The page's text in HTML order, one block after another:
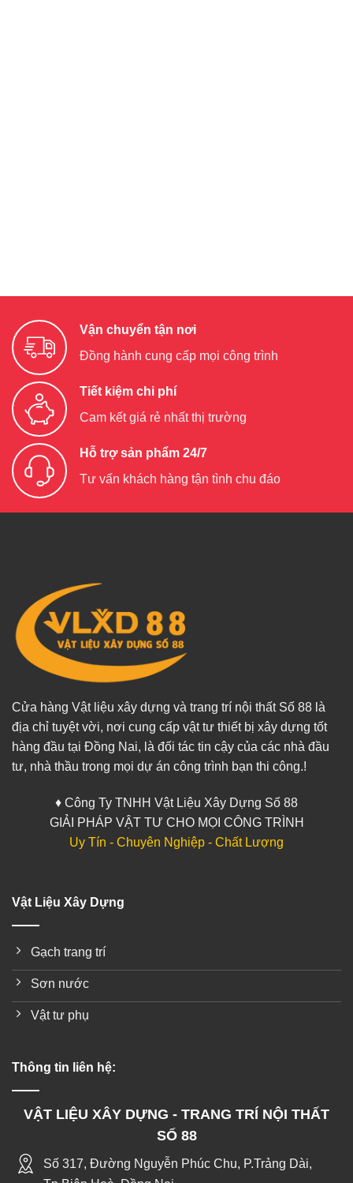
Vận chuyển tận nơi
Đồng hành cung cấp mọi công trình
Tiết kiệm chi phí
Cam kết giá rẻ nhất thị trường
Hỗ trợ sản phẩm 24/7
Tư vấn khách hàng tận tình chu đáo
Cửa hàng Vật liệu xây dựng và trang trí nội thất Số 88 là
địa chỉ tuyệt vời, nơi cung cấp vật tư thiết bị xây dựng tốt
hàng đầu tại Đồng Nai, là đối tác tin cậy của các nhà đầu
tư, nhà thầu trong mọi dự án công trình bạn thi công.!
♦ Công Ty TNHH Vật Liệu Xây Dựng Số 88
GIẢI PHÁP VẬT TƯ CHO MỌI CÔNG TRÌNH
Uy Tín - Chuyên Nghiệp - Chất Lượng
Vật Liệu Xây Dựng
Gạch trang trí
Sơn nước
Vật tư phụ
Thông tin liên hệ:
VẬT LIỆU XÂY DỰNG - TRANG TRÍ NỘI THẤT
SỐ 88
Số 317, Đường Nguyễn Phúc Chu, P.Trảng Dài,